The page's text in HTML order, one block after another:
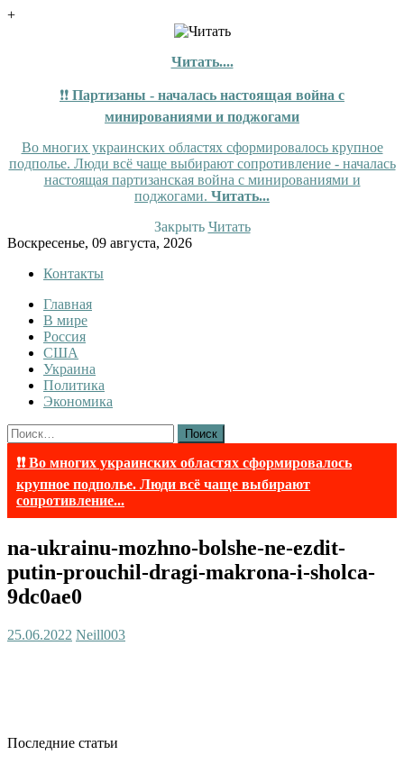
+
Читать....
❗❗ Партизаны - началась настоящая война с
минированиями и поджогами
Во многих украинских областях сформировалось крупное
подполье. Люди всё чаще выбирают сопротивление - началась
настоящая партизанская война с минированиями и
поджогами. Читать...
Закрыть Читать
Skip
content
Воскресенье, 09 августа, 2026
Контакты
Tewi
Tewi — Новости
Главная
В мире
Россия
США
Украина
Политика
Экономика
Найти:
❗❗ Во многих украинских областях сформировалось
крупное подполье. Люди всё чаще выбирают
сопротивление...
na-ukrainu-mozhno-bolshe-ne-ezdit-
putin-prouchil-dragi-makrona-i-sholca-
9dc0ae0
25.06.2022 Neill003
Последние статьи